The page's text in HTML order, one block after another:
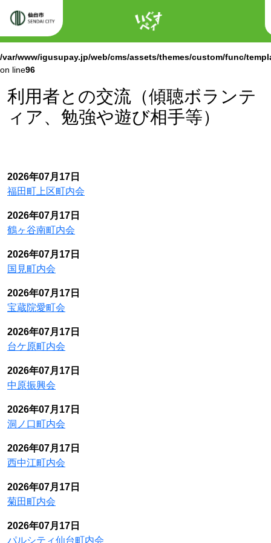
/var/www/igusupay.jp/web/cms/assets/themes/custom/func/
Warning : Attempt to read property "name" on null in
/var/www/igusupay.jp/web/cms/assets/themes/custom/func/
on line96
利用者との交流（傾聴ボランテ
ィア、勉強や遊び相手等）
2026年07月17日
福田町上区町内会
2026年07月17日
鶴ヶ谷南町内会
2026年07月17日
国見町内会
2026年07月17日
宝蔵院愛町会
2026年07月17日
台ケ原町内会
2026年07月17日
中原振興会
2026年07月17日
洞ノ口町内会
2026年07月17日
西中江町内会
2026年07月17日
菊田町内会
2026年07月17日
パルシティ仙台町内会